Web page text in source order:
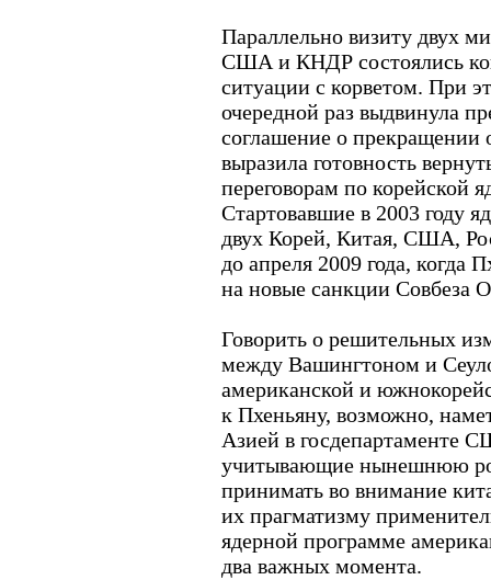
Параллельно визиту двух
США и КНДР состоялись
ситуации с корветом. При
очередной раз выдвинула
соглашение о
выразила готовность
переговорам по корейской
Стартовавшие в 2003 году
двух Корей, Китая, США,
до апреля 2009 года, когда
на новые санкции Совбеза
Говорить о решительных
между Вашингтоном и
американской и
к Пхеньяну, возможно,
Азией в госдепартаменте
учитывающие нынешнюю
принимать во внимание
их прагматизму
ядерной программе
два важных момента.